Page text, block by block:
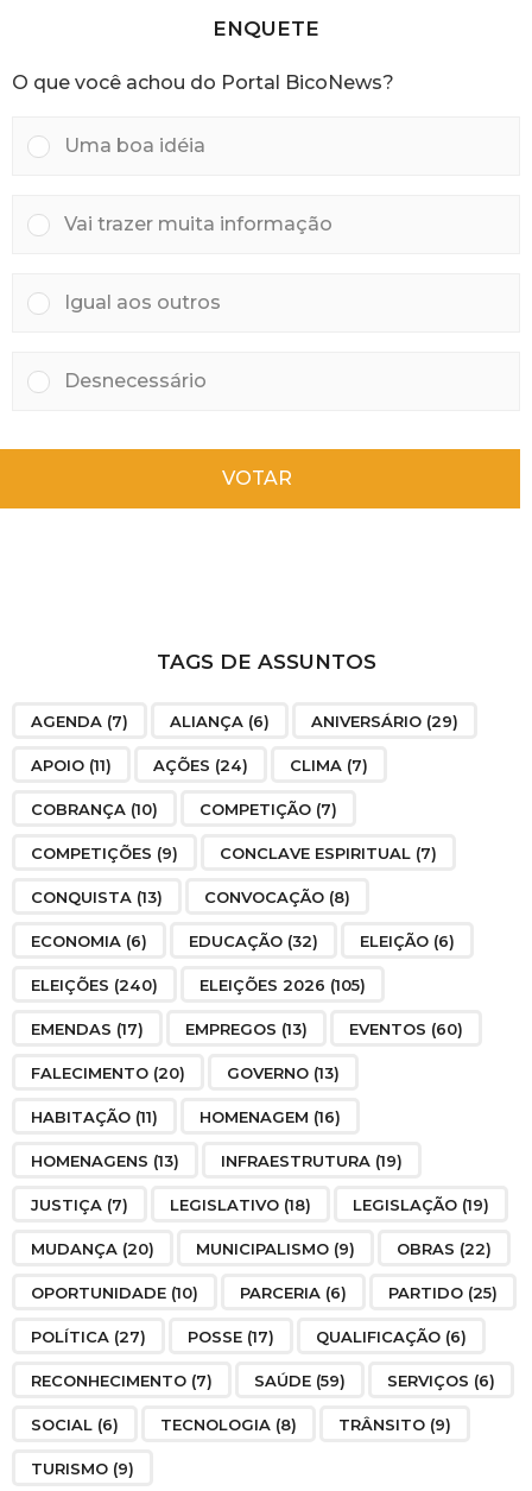
a
á
ENQUETE
O que você achou do Portal BicoNews?
Uma boa idéia
Vai trazer muita informação
Igual aos outros
Desnecessário
VOTAR
TAGS DE ASSUNTOS
AGENDA (7) ALIANÇA (6) ANIVERSÁRIO (29)
APOIO (11) AÇÕES (24) CLIMA (7)
COBRANÇA (10) COMPETIÇÃO (7)
COMPETIÇÕES (9) CONCLAVE ESPIRITUAL (7)
CONQUISTA (13) CONVOCAÇÃO (8)
ECONOMIA (6) EDUCAÇÃO (32) ELEIÇÃO (6)
ELEIÇÕES (240) ELEIÇÕES 2026 (105)
EMENDAS (17) EMPREGOS (13) EVENTOS (60)
FALECIMENTO (20) GOVERNO (13)
HABITAÇÃO (11) HOMENAGEM (16)
HOMENAGENS (13) INFRAESTRUTURA (19)
JUSTIÇA (7) LEGISLATIVO (18) LEGISLAÇÃO (19)
MUDANÇA (20) MUNICIPALISMO (9) OBRAS (22)
OPORTUNIDADE (10) PARCERIA (6) PARTIDO (25)
POLÍTICA (27) POSSE (17) QUALIFICAÇÃO (6)
RECONHECIMENTO (7) SAÚDE (59) SERVIÇOS (6)
SOCIAL (6) TECNOLOGIA (8) TRÂNSITO (9)
TURISMO (9)